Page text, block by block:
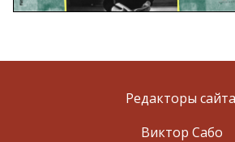
Редакторы
Виктор Сабо